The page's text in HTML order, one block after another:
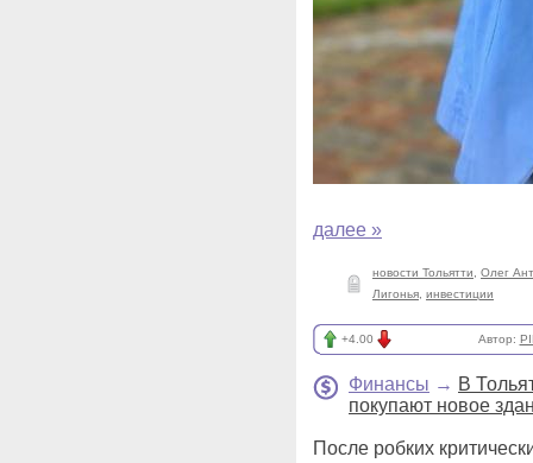
далее »
новости Тольятти
Олег
Лигонья инвестиции
+4.00 Автор:
Финансы → В
покупают новое
После робких